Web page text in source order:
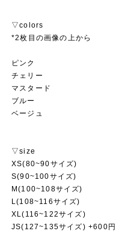
▽colors
*2枚目の画像の上から
ピンク
チェリー
マスタード
ブルー
ベージュ
▽size
XS(80~90サイズ)
S(90~100サイズ)
M(100~108サイズ)
L(108~116サイズ)
XL(116~122サイズ)
JS(127~135サイズ) +600円